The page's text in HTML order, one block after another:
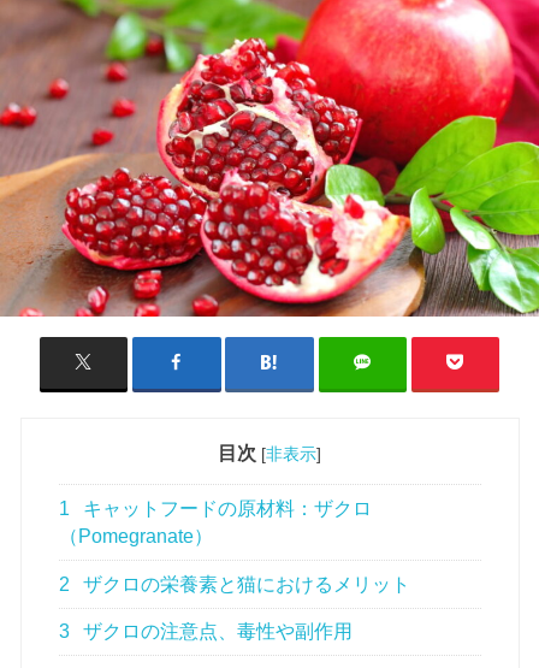
目次 [非表示]
1
キャットフードの原材料：ザクロ
（Pomegranate）
2 ザクロの栄養素と猫におけるメリット
3 ザクロの注意点、毒性や副作用